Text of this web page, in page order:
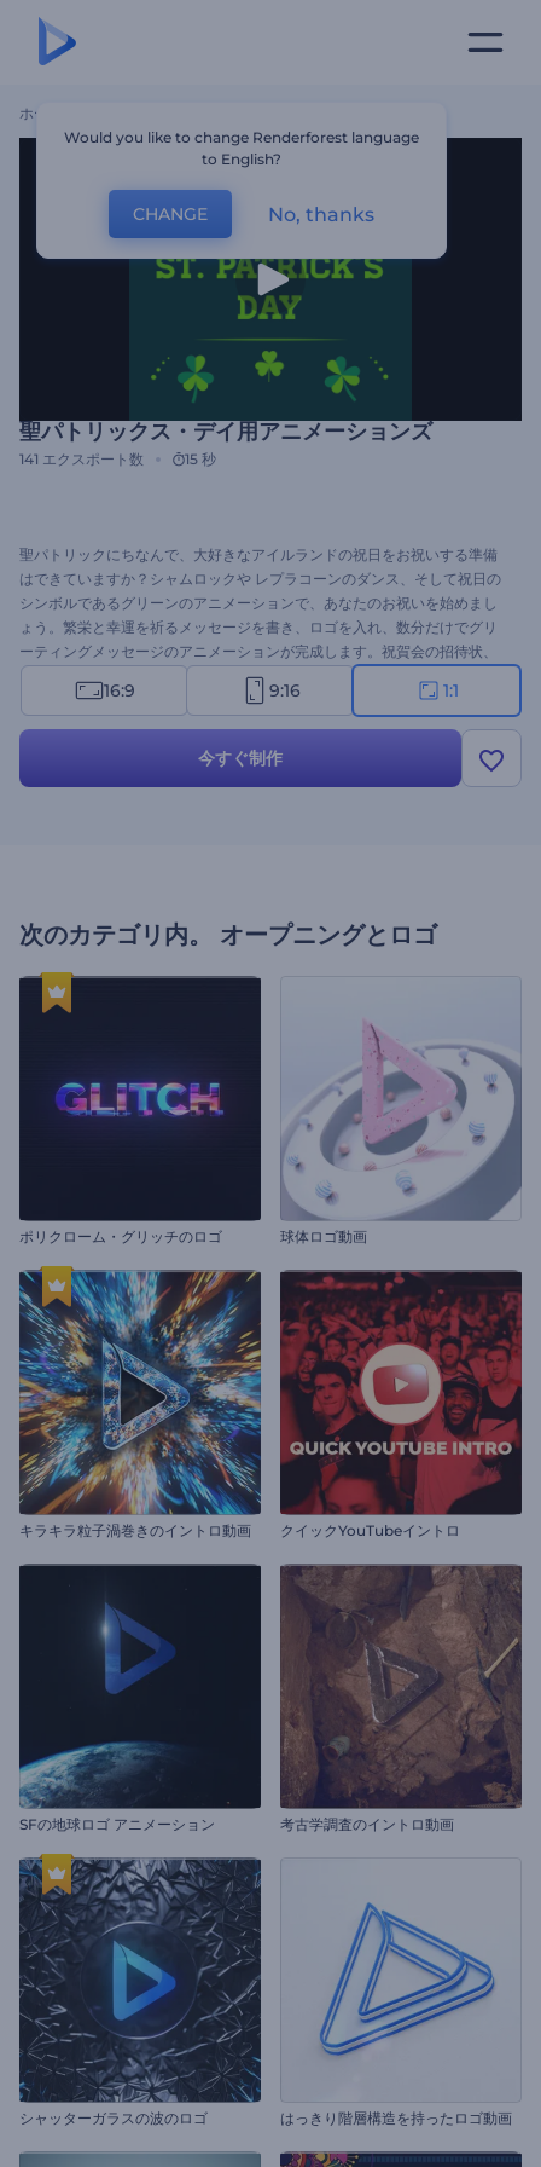
ホーム
聖パトリックス・デイ用アニメーションズ
141 エクスポート数 15 秒
聖パトリックにちなんで、大好きなアイルランドの祝日をお祝いする準備
はできていますか？シャムロックや レプラコーンのダンス、そして祝日の
シンボルであるグリーンのアニメーションで、あなたのお祝いを始めまし
ょう。繁栄と幸運を祈るメッセージを書き、ロゴを入れ、数分だけでグリ
ーティングメッセージのアニメーションが完成します。祝賀会の招待状、
年末年始の挨拶、プレゼンテーションのオープニングなど、さまざまなプ
ロジェクトにぴったりです。今すぐ試してみてください。
16:9 9:16 1:1
今すぐ制作
次のカテゴリ内。 オープニングとロゴ
ポリクローム・グリッチのロゴ 球体ロゴ動画
キラキラ粒子渦巻きのイントロ動画 クイックYouTubeイントロ
SFの地球ロゴ アニメーション 考古学調査のイントロ動画
シャッターガラスの波のロゴ はっきり階層構造を持ったロゴ動画
Would you like to change Renderforest language
to English?
CHANGE No, thanks